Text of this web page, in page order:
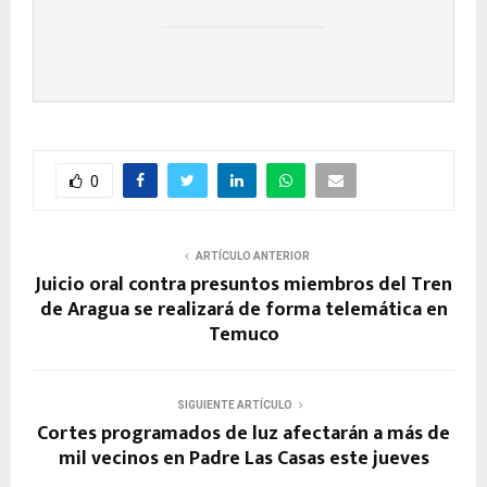
0
ARTÍCULO ANTERIOR
Juicio oral contra presuntos miembros del Tren
de Aragua se realizará de forma telemática en
Temuco
SIGUIENTE ARTÍCULO
Cortes programados de luz afectarán a más de
mil vecinos en Padre Las Casas este jueves